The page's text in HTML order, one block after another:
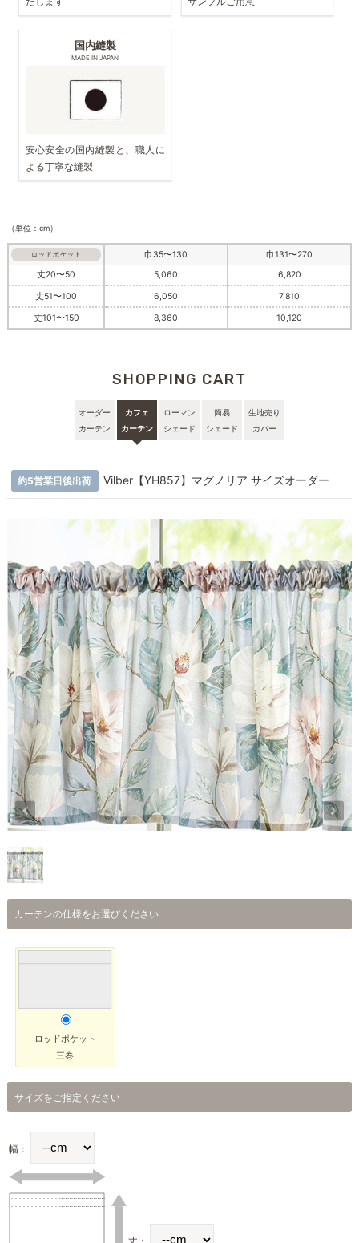
国内縫製
MADE IN JAPAN
安心安全の国内縫製と、職人に
よる丁寧な縫製
（単位：cm）
ロッドポケット 巾35〜130
巾131〜270
丈20〜50
5,060 6,820
丈51〜100 6,050 7,810
丈101〜150 8,360 10,120
SHOPPING CART
オーダー
カーテン
カフェ
カーテン
ローマン
シェード
簡易
シェード
生地売り
カバー
約5営業日後出荷 Vilber【YH857】マグノリア サイズオーダー
カーテンの仕様をお選びください
ロッドポケット
三巻
サイズをご指定ください
幅：